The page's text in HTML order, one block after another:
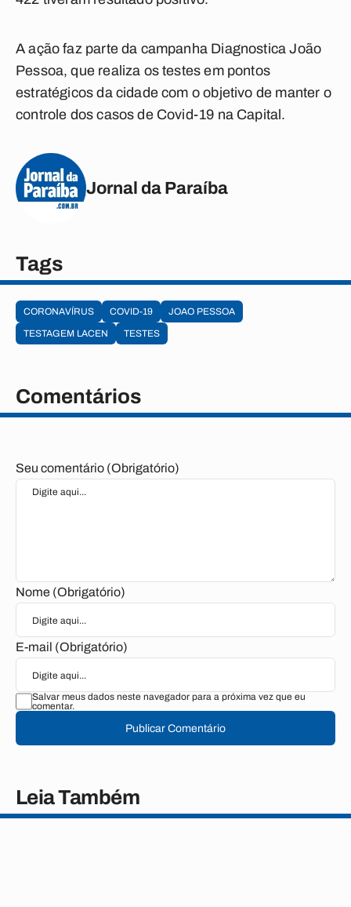
A ação faz parte da campanha Diagnostica João
Pessoa, que realiza os testes em pontos
estratégicos da cidade com o objetivo de manter o
controle dos casos de Covid-19 na Capital.
Jornal da Paraíba
Tags
CORONAVÍRUS COVID-19
JOAO PESSOA
TESTAGEM LACEN
TESTES
Comentários
Seu comentário (Obrigatório)
Nome (Obrigatório)
E-mail (Obrigatório)
Salvar meus dados neste navegador para a próxima vez que eu
comentar.
Publicar Comentário
Leia Também